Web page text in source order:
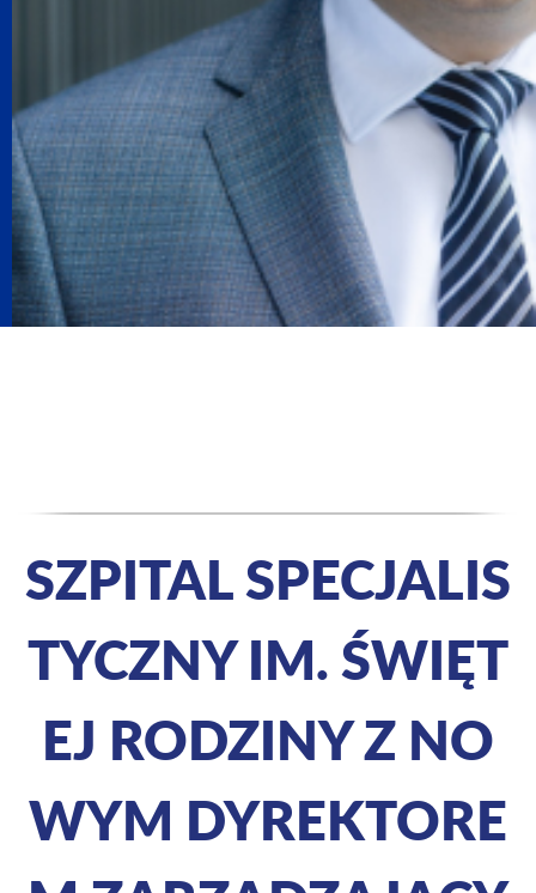
SZPITAL SPECJALIS
TYCZNY IM. ŚWIĘT
EJ RODZINY Z NO
WYM DYREKTORE